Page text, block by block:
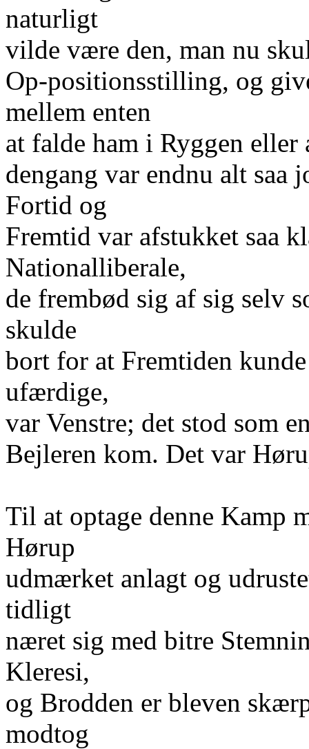
naturligt
vilde være den, man nu
Op-positionsstilling, og
mellem enten
at falde ham i Ryggen
dengang var endnu alt
Fortid og
Fremtid var afstukket saa
Nationalliberale,
de frembød sig af sig selv
skulde
bort for at Fremtiden
ufærdige,
var Venstre; det stod som
Bejleren kom. Det var
Til at optage denne Kamp
Hørup
udmærket anlagt og
tidligt
næret sig med bitre
Kleresi,
og Brodden er bleven
modtog